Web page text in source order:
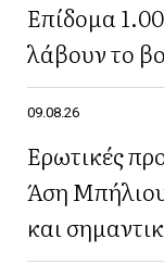
Επίδομα
λάβουν το
09.08.26
Ερωτικές
Άση
και